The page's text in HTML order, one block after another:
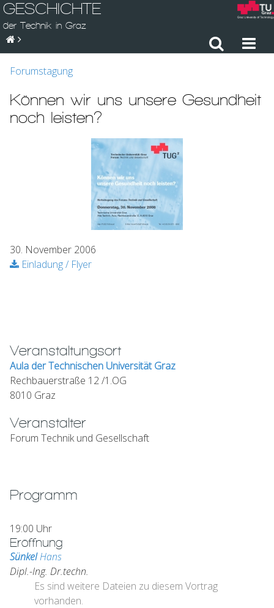
GESCHICHTE
der Technik in Graz
Forumstagung
Können wir uns unsere Gesundheit
noch leisten?
30. November 2006
Einladung / Flyer
Veranstaltungsort
Aula der Technischen Universität Graz
Rechbauerstraße 12 /1.OG
8010 Graz
Veranstalter
Forum Technik und Gesellschaft
Programm
19:00 Uhr
Eröffnung
SünkelHans
Dipl.-Ing. Dr.techn.
Es sind weitere Dateien zu diesem Vortrag
vorhanden.